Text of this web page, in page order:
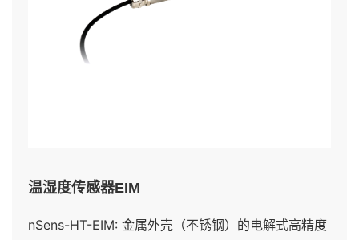
温湿度传感器EIM
nSens-HT-EIM: 金属外壳（不锈钢）的电解式高精度